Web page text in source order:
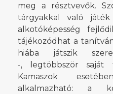
meg a résztvevők.
tárgyakkal való
alkotóképesség
tájékozódhat a
hiába játszik
-, legtöbbször saját
Kamaszok
alkalmazható: a